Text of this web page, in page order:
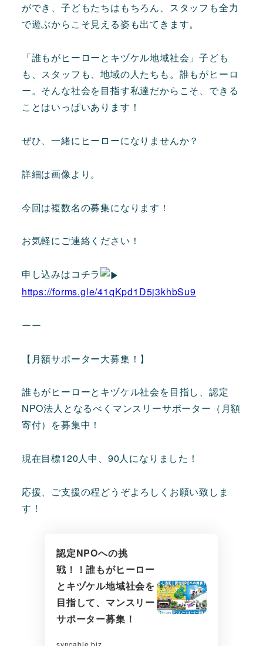
ができ、子どもたちはもちろん、スタッフも全力
で遊ぶからこそ見える姿も出てきます。
「誰もがヒーローとキヅケル地域社会」子ども
も、スタッフも、地域の人たちも。誰もがヒーロ
ー。そんな社会を目指す私達だからこそ、できる
ことはいっぱいあります！
ぜひ、一緒にヒーローになりませんか？
詳細は画像より。
今回は複数名の募集になります！
お気軽にご連絡ください！
申し込みはコチラ
https://forms.gle/41qKpd1D5j3khbSu9
ーー
【月額サポーター大募集！】
誰もがヒーローとキヅケル社会を目指し、認定
NPO法人となるべくマンスリーサポーター（月額
寄付）を募集中！
現在目標120人中、90人になりました！
応援、ご支援の程どうぞよろしくお願い致しま
す！
認定NPOへの挑
戦！！誰もがヒーロー
とキヅケル地域社会を
目指して、マンスリー
サポーター募集！
syncable.biz